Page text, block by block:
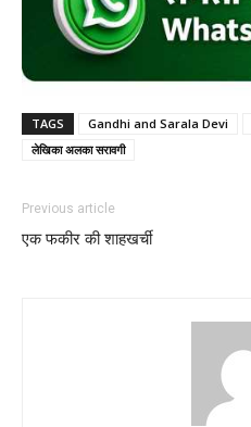
TAGS Gandhi and Sarala Devi
लेखिका अलका सरावगी
Previous article
एक फकीर की शाहखर्ची